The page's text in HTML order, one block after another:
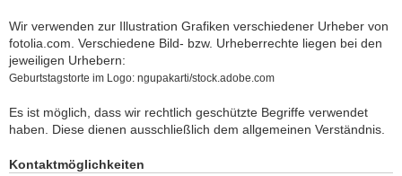
Wir verwenden zur Illustration Grafiken verschiedener Urheber von
fotolia.com. Verschiedene Bild- bzw. Urheberrechte liegen bei den
jeweiligen Urhebern:
Geburtstagstorte im Logo: ngupakarti/stock.adobe.com
Es ist möglich, dass wir rechtlich geschützte Begriffe verwendet
haben. Diese dienen ausschließlich dem allgemeinen Verständnis.
Kontaktmöglichkeiten